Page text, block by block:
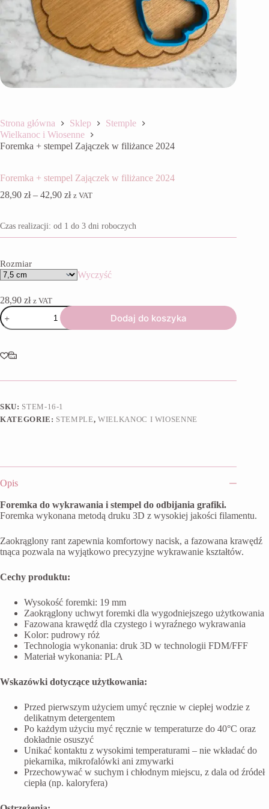
Strona główna Sklep
Stemple
Wielkanoc i Wiosenne
Foremka + stempel Zajączek w filiżance 2024
Foremka + stempel Zajączek w filiżance 2024
28,90 zł – 42,90 złZakres
28,90 zł
do
z VAT
Czas realizacji: od 1 do 3 dni roboczych
Rozmiar
Wyczyść
28,90 zł z VAT
ilość
Foremka
Zajączek
w
2024
Dodaj do koszyka
SKU: STEM-16-1
KATEGORIE: STEMPLE,WIELKANOC I WIOSENNE
Opis
Foremka do wykrawania i stempel do odbijania grafiki.
Foremka wykonana metodą druku 3D z wysokiej jakości filamentu.
Zaokrąglony rant zapewnia komfortowy nacisk, a fazowana krawędź
tnąca pozwala na wyjątkowo precyzyjne wykrawanie kształtów.
Cechy produktu:
Wysokość foremki: 19 mm
Zaokrąglony uchwyt foremki dla wygodniejszego użytkowania
Fazowana krawędź dla czystego i wyraźnego wykrawania
Kolor: pudrowy róż
Technologia wykonania: druk 3D w technologii FDM/FFF
Materiał wykonania: PLA
Wskazówki dotyczące użytkowania:
Przed pierwszym użyciem umyć ręcznie w ciepłej wodzie z
delikatnym detergentem
Po każdym użyciu myć ręcznie w temperaturze do 40°C oraz
dokładnie osuszyć
Unikać kontaktu z wysokimi temperaturami – nie wkładać do
piekarnika, mikrofalówki ani zmywarki
Przechowywać w suchym i chłodnym miejscu, z dala od źródeł
ciepła (np. kaloryfera)